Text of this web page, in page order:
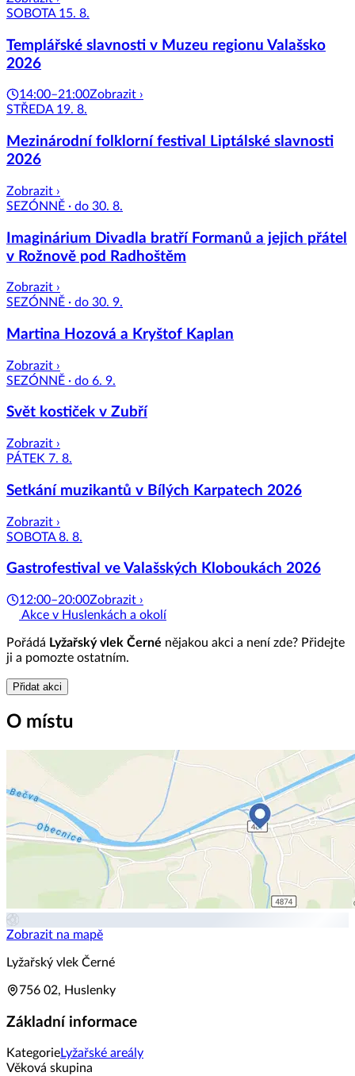
SOBOTA 15. 8.
Templářské slavnosti v Muzeu regionu Valašsko
2026
14:00–21:00Zobrazit ›
STŘEDA 19. 8.
Mezinárodní folklorní festival Liptálské slavnosti
2026
Zobrazit ›
SEZÓNNĚ · do 30. 8.
Imaginárium Divadla bratří Formanů a jejich přátel
v Rožnově pod Radhoštěm
Zobrazit ›
SEZÓNNĚ · do 30. 9.
Martina Hozová a Kryštof Kaplan
Zobrazit ›
SEZÓNNĚ · do 6. 9.
Svět kostiček v Zubří
Zobrazit ›
PÁTEK 7. 8.
Setkání muzikantů v Bílých Karpatech 2026
Zobrazit ›
SOBOTA 8. 8.
Gastrofestival ve Valašských Kloboukách 2026
12:00–20:00Zobrazit ›
Akce v Huslenkách a okolí
Pořádá Lyžařský vlek Černé nějakou akci a není zde? Přidejte
ji a pomozte ostatním.
Přidat akci
O místu
Zobrazit na mapě
Lyžařský vlek Černé
756 02, Huslenky
Základní informace
KategorieLyžařské areály
Věková skupina